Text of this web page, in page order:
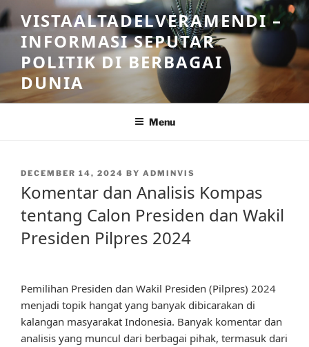
Skip
to
content
VISTAALTADELVERAMENDI –
INFORMASI SEPUTAR
POLITIK DI BERBAGAI
DUNIA
Menu
POSTED
DECEMBER 14, 2024 BY ADMINVIS
Komentar dan Analisis Kompas
tentang Calon Presiden dan Wakil
Presiden Pilpres 2024
Pemilihan Presiden dan Wakil Presiden (Pilpres) 2024
menjadi topik hangat yang banyak dibicarakan di
kalangan masyarakat Indonesia. Banyak komentar dan
analisis yang muncul dari berbagai pihak, termasuk dari